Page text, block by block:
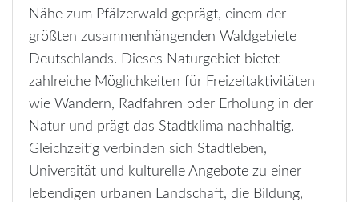
Nähe zum Pfälzerwald geprägt, einem der
größten zusammenhängenden Waldgebiete
Deutschlands. Dieses Naturgebiet bietet
zahlreiche Möglichkeiten für Freizeitaktivitäten
wie Wandern, Radfahren oder Erholung in der
Natur und prägt das Stadtklima nachhaltig.
Gleichzeitig verbinden sich Stadtleben,
Universität und kulturelle Angebote zu einer
lebendigen urbanen Landschaft, die Bildung,